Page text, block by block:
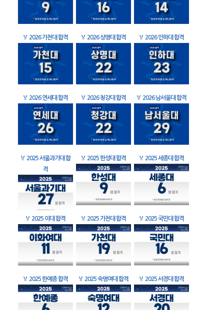
🏅 2026 가천대 합격 🏅 2026 상명대 합격 🏅 2026 인하대 합격
🏅 2026 연세대 합격 🏅 2026 청강대 합격 🏅 2026 남서울대 합격
🏅 2025 서울과기대 합
격
🏅 2025 한성대 합격 🏅 2025 세종대 합격
🏅 2025 이대 합격 🏅 2025 가천대 합격 🏅 2025 국민대 합격
🏅 2025 한예종 합격 🏅 2025 숙명여대 합격 🏅 2025 서경대 합격